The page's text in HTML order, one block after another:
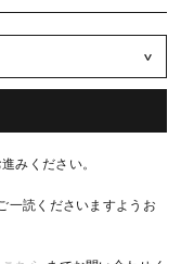
みください。
一読くださいますようお